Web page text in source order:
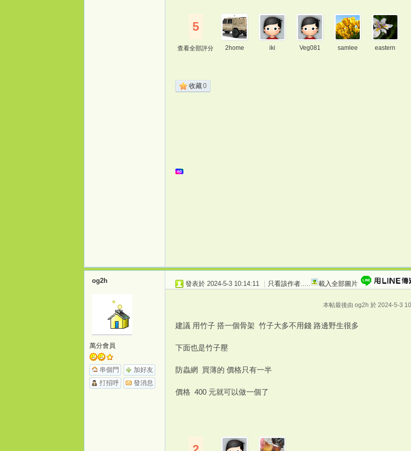
5
查看全部評分 2home iki Veg081 samlee eastern
收藏0
og2h
萬分會員
串個門
加好友
打招呼
發消息
發表於 2024-5-3 10:14:11 | 只看該作者 載入全部圖片
本帖最後由 og2h 於 2024-5-3
建議 用竹子 搭一個骨架 竹子大多不用錢 路邊野生很多
下面也是竹子壓
防蟲網 買薄的 價格只有一半
價格 400 元就可以做一個了